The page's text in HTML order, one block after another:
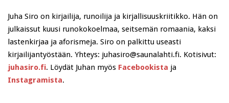
Juha Siro on kirjailija, runoilija ja kirjallisuuskriitikko. Hän on
julkaissut kuusi runokokoelmaa, seitsemän romaania, kaksi
lastenkirjaa ja aforismeja. Siro on palkittu useasti
kirjailijantyöstään. Yhteys: juhasiro@saunalahti.fi. Kotisivut:
juhasiro.fi. Löydät Juhan myös Facebookista ja
Instagramista.